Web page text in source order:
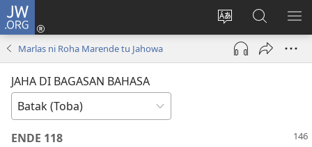
JW.ORG
Ganti
hata
situs
Log
(opens
Lului
di
JW.ORG
Marlas ni Roha Marende tu Jahowa
JAHA DI BAGASAN BAHASA
ENDE 118